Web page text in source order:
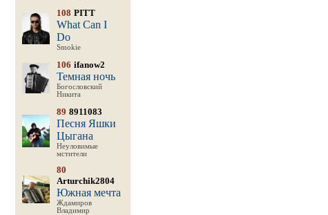
108 PITT
What Can I
Do
Smokie
106 ifanow2
Темная ночь
Богословский
Никита
89 8911083
Песня Яшки
Цыгана
Неуловимые
мстители
80
Arturchik2804
Южная мечта
Ждамиров
Владимир